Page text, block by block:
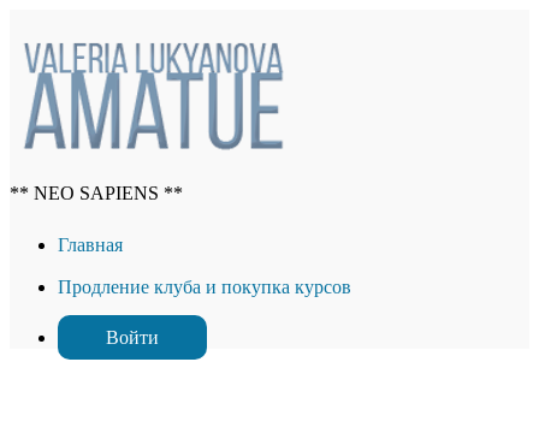
** NEO SAPIENS **
Главная
Продление клуба и покупка курсов
Войти